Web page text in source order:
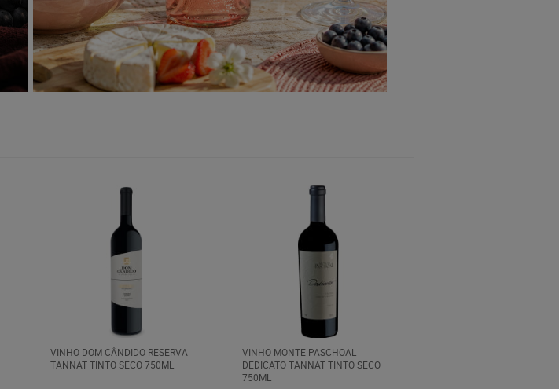
VINHO DOM CÂNDIDO RESERVA
TANNAT TINTO SECO 750ML
VINHO MONTE PASCHOAL
DEDICATO TANNAT TINTO SECO
750ML